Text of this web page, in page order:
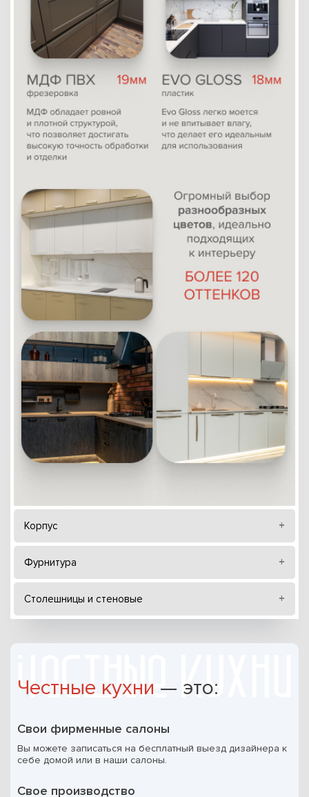
Корпус
Фурнитура
Столешницы и стеновые
Честные кухни — это:
Свои фирменные салоны
Вы можете записаться на бесплатный выезд дизайнера к
себе домой или в наши салоны.
Свое производство